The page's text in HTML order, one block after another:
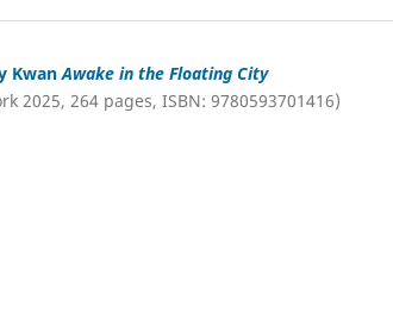
KwanAwake in the Floating City
2025, 264 pages, ISBN: 9780593701416)